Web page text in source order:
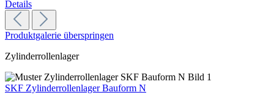
Details
Produktgalerie überspringen
Zylinderrollenlager
SKF Zylinderrollenlager Bauform N